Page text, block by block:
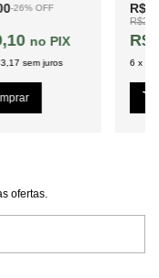
-26% OFF
PIX
sem juros 6 x
ofertas.